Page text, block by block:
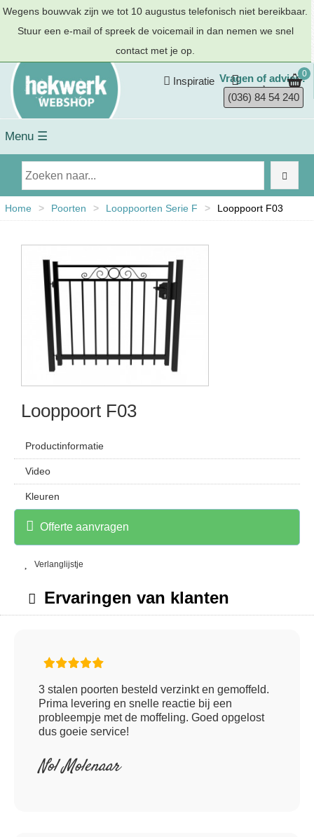
Wegens bouwvak zijn we tot 10 augustus telefonisch niet bereikbaar.
Stuur een e-mail of spreek de voicemail in dan nemen we snel
contact met je op.
Vragen of advies?
(036) 84 54 240
Menu ☰
Inspiratie
0
Home > Poorten > Looppoorten Serie F > Looppoort F03
Looppoort F03
Productinformatie
Video
Kleuren
Offerte aanvragen
Verlanglijstje
Ervaringen van klanten
3 stalen poorten besteld verzinkt en gemoffeld.
Prima levering en snelle reactie bij een
probleempje met de moffeling. Goed opgelost
dus goeie service!
Nol Molenaar